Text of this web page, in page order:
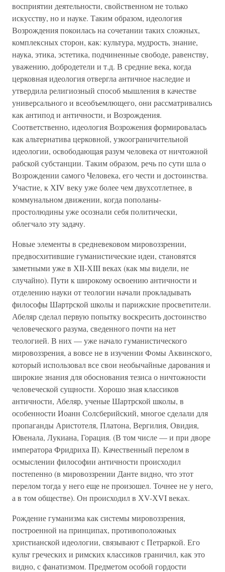
восприятии деятельности, свойственном не только
искусству, но и науке. Таким образом, идеология
Возрождения покоилась на сочетании таких сложных,
комплексных сторон, как: культура, мудрость, знание,
наука, этика, эстетика, подчиненные свободе, равенству,
уважению, добродетели и т.д. В средние века, когда
церковная идеология отвергла античное наследие и
утвердила религиозный способ мышления в качестве
универсального и всеобъемлющего, они рассматривались
как антипод и античности, и Возрождения.
Соответственно, идеология Возрожения формировалась
как альтернатива церковной, узкоограничительной
идеологии, освободающая разум человека от ничтожной
рабской субстанции. Таким образом, речь по сути шла о
Возрождении самого Человека, его чести и достоинства.
Участие, к ХIV веку уже более чем двухсотлетнее, в
коммунальном движении, когда пополаны-
простолюдины уже осознали себя политически,
облегчало эту задачу.
Новые элементы в средневековом мировоззрении,
предвосхитившие гуманистические идеи, становятся
заметными уже в ХII-ХIII веках (как мы видели, не
случайно). Пути к широкому освоению античности и
отделению науки от теологии начали прокладывать
философы Шартрской школы и парижские просветители.
Абеляр сделал первую попытку воскресить достоинство
человеческого разума, сведенного почти на нет
теологией. В них — уже начало гуманистического
мировоззрения, а вовсе не в изучении Фомы Аквинского,
который использовал все свои необычайные дарования и
широкие знания для обоснования тезиса о ничтожности
человеческой сущности. Хорошо зная классиков
античности, Абеляр, ученые Шартрской школы, в
особенности Иоанн Солсберийский, многое сделали для
пропаганды Аристотеля, Платона, Вергилия, Овидия,
Ювенала, Лукиана, Горация. (В том числе — и при дворе
императора Фридриха II). Качественный перелом в
осмыслении философии античности происходил
постепенно (в мировоззрении Данте видно, что этот
перелом тогда у него еще не произошел. Точнее не у него,
а в том обществе). Он происходил в ХV-ХVI веках.
Рождение гуманизма как системы мировоззрения,
построенной на принципах, противоположных
христианской идеологии, связывают с Петраркой. Его
культ греческих и римских классиков граничил, как это
видно, с фанатизмом. Предметом особой гордости